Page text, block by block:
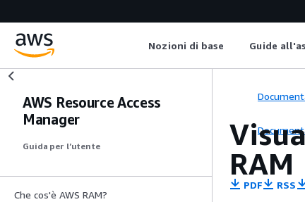
Nozioni di base Guide
AWS Resource Access
Manager
Guida per l’utente
Che cos'è AWS RAM?
RAM
PDF RSS